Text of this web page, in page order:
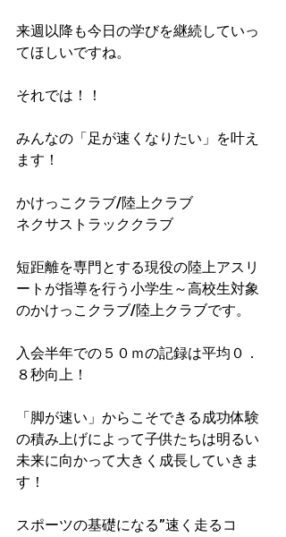
来週以降も今日の学びを継続していっ
てほしいですね。
それでは！！
みんなの「足が速くなりたい」を叶え
ます！
かけっこクラブ/陸上クラブ
ネクサストラッククラブ
短距離を専門とする現役の陸上アスリ
ートが指導を行う小学生～高校生対象
のかけっこクラブ/陸上クラブです。
入会半年での５０ｍの記録は平均０．
８秒向上！​
「脚が速い」からこそできる成功体験
の積み上げによって子供たちは明るい
未来に向かって大きく成長していきま
す！
スポーツの基礎になる”速く走るコ